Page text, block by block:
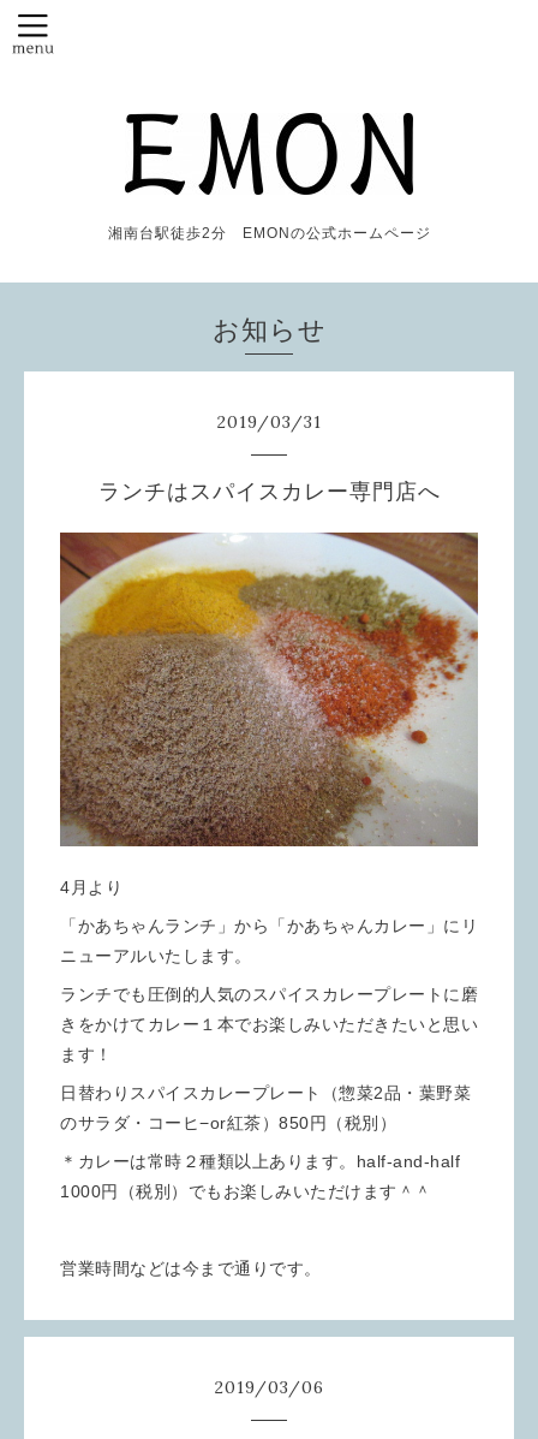
湘南台駅徒歩2分 EMONの公式ホームページ
お知らせ
2019/03/31
ランチはスパイスカレー専門店へ
4月より
「かあちゃんランチ」から「かあちゃんカレー」にリ
ニューアルいたします。
ランチでも圧倒的人気のスパイスカレープレートに磨
きをかけてカレー１本でお楽しみいただきたいと思い
ます！
日替わりスパイスカレープレート（惣菜2品・葉野菜
のサラダ・コーヒ−or紅茶）850円（税別）
＊カレーは常時２種類以上あります。half-and-half
1000円（税別）でもお楽しみいただけます＾＾
営業時間などは今まで通りです。
2019/03/06